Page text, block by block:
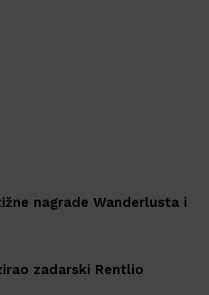
nagrade Wanderlusta i
zadarski Rentlio